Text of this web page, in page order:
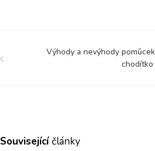
Výhody a nevýhody
chodítko
Souvisejícíčlánky